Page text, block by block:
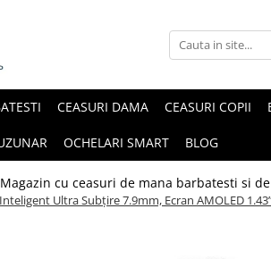
CEASURI DAMA CEASURI COPII
OCHELARI SMART BLOG
cu ceasuri de mana barbatesti si
Ultra Subțire 7.9mm, Ecran AMOLED